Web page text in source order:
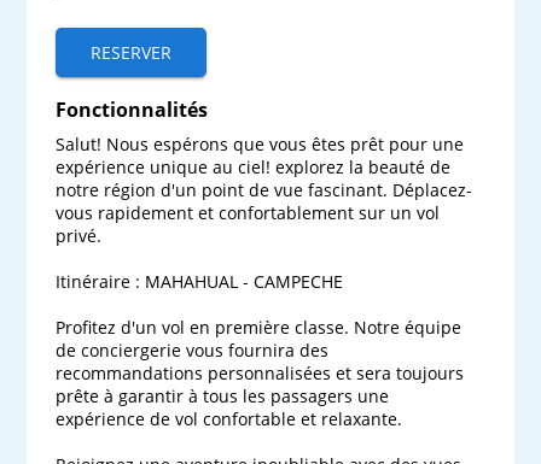
RESERVER
Fonctionnalités
Salut! Nous espérons que vous êtes prêt pour une
expérience unique au ciel! explorez la beauté de
notre région d'un point de vue fascinant. Déplacez-
vous rapidement et confortablement sur un vol
privé.
Itinéraire : MAHAHUAL - CAMPECHE
Profitez d'un vol en première classe. Notre équipe
de conciergerie vous fournira des
recommandations personnalisées et sera toujours
prête à garantir à tous les passagers une
expérience de vol confortable et relaxante.